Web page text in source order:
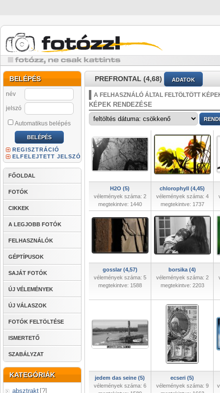
BELÉPÉS
név
jelszó
Automatikus belépés
REGISZTRÁCIÓ
ELFELEJTETT JELSZÓ
FŐOLDAL
FOTÓK
CIKKEK
A LEGJOBB FOTÓK
FELHASZNÁLÓK
GÉPTÍPUSOK
SAJÁT FOTÓK
ÚJ VÉLEMÉNYEK
ÚJ VÁLASZOK
FOTÓK FELTÖLTÉSE
ISMERTETŐ
SZABÁLYZAT
KATEGÓRIÁK
absztrakt [?]
PREFRONTAL (4,68) ADATOK
A FELHASZNÁLÓ ÁLTAL FELTÖLTÖTT
KÉPEK RENDEZÉSE
H2O (5)
vélemények száma: 2
megtekintve: 1440
chlorophyll (4,45)
vélemények száma: 4
megtekintve: 1737
gosslar (4,57)
vélemények száma: 5
megtekintve: 1588
borsika (4)
vélemények száma: 2
megtekintve: 2203
jedem das seine (5)
vélemények száma: 6
ecseri (5)
vélemények száma: 9